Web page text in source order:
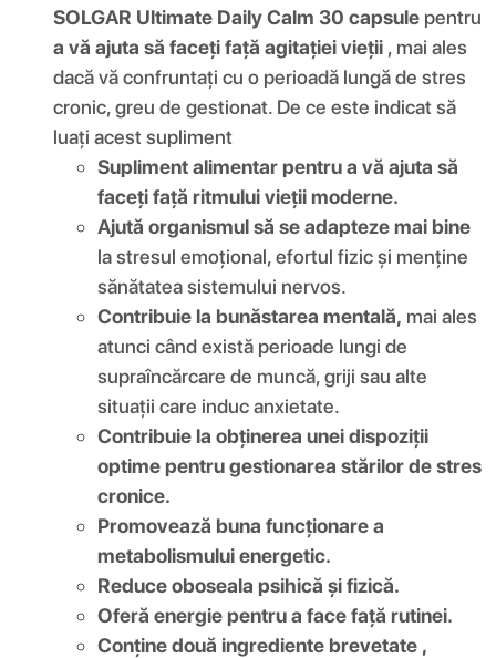
SOLGAR Ultimate Daily Calm 30 capsule pentru
a vă ajuta să faceți față agitației vieții , mai ales
dacă vă confruntați cu o perioadă lungă de stres
cronic, greu de gestionat. De ce este indicat să
luați acest supliment
Supliment alimentar pentru a vă ajuta să
faceți față ritmului vieții moderne.
Ajută organismul să se adapteze mai bine
la stresul emoțional, efortul fizic și menține
sănătatea sistemului nervos.
Contribuie la bunăstarea mentală, mai ales
atunci când există perioade lungi de
supraîncărcare de muncă, griji sau alte
situații care induc anxietate.
Contribuie la obținerea unei dispoziții
optime pentru gestionarea stărilor de stres
cronice.
Promovează buna funcționare a
metabolismului energetic.
Reduce oboseala psihică și fizică.
Oferă energie pentru a face față rutinei.
Conține două ingrediente brevetate ,